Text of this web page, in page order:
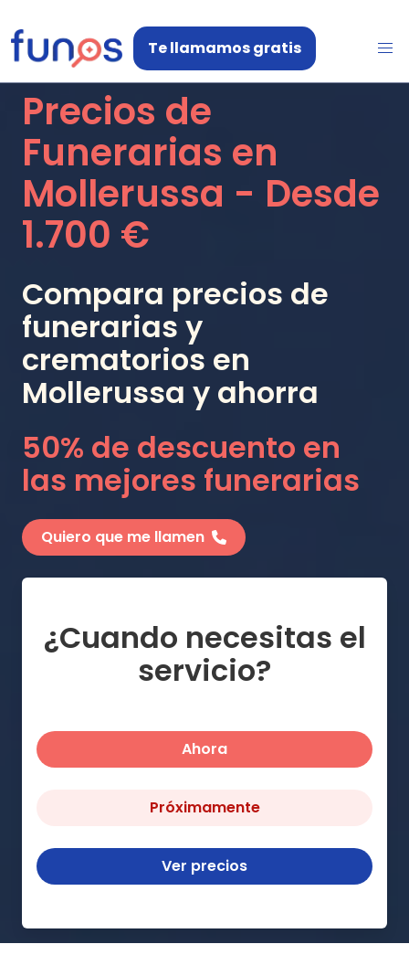
Te llamamos gratis
Precios de
Funerarias en
Mollerussa - Desde
1.700 €
Compara precios de
funerarias y
crematorios en
Mollerussa y ahorra
50% de descuento en
las mejores funerarias
Quiero que me llamen
¿Cuando necesitas el
servicio?
Ahora
Próximamente
Ver precios